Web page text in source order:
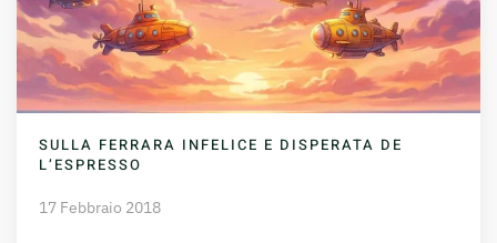
SULLA FERRARA INFELICE E DISPERATA DE
L’ESPRESSO
17 Febbraio 2018